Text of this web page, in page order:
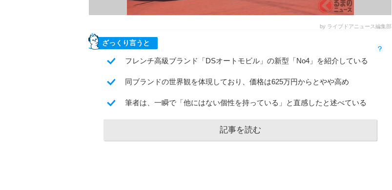
by ライブドアニュース編集部
ざっくり言うと
フレンチ高級ブランド「DSオートモビル」の新型「No4」を紹介している
同ブランドの世界観を体現しており、価格は625万円からとやや高め
筆者は、一瞬で「他にはない個性を持っている」と直感したと述べている
記事を読む